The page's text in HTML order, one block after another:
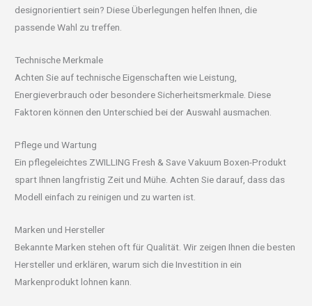
designorientiert sein? Diese Überlegungen helfen Ihnen, die
passende Wahl zu treffen.
Technische Merkmale
Achten Sie auf technische Eigenschaften wie Leistung,
Energieverbrauch oder besondere Sicherheitsmerkmale. Diese
Faktoren können den Unterschied bei der Auswahl ausmachen.
Pflege und Wartung
Ein pflegeleichtes ZWILLING Fresh & Save Vakuum Boxen-Produkt
spart Ihnen langfristig Zeit und Mühe. Achten Sie darauf, dass das
Modell einfach zu reinigen und zu warten ist.
Marken und Hersteller
Bekannte Marken stehen oft für Qualität. Wir zeigen Ihnen die besten
Hersteller und erklären, warum sich die Investition in ein
Markenprodukt lohnen kann.